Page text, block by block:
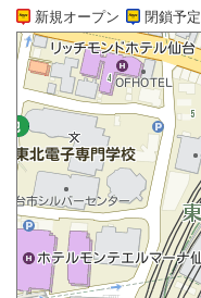
新規オープン 閉鎖予定